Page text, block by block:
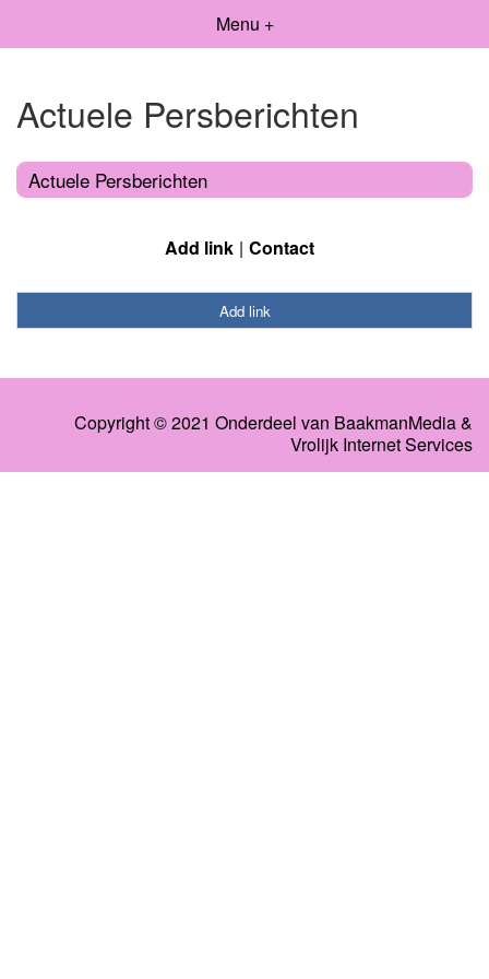
Menu +
Actuele Persberichten
Actuele Persberichten
Add link Contact
Add link
Copyright © 2021 Onderdeel van BaakmanMedia&
Vrolijk Internet Services